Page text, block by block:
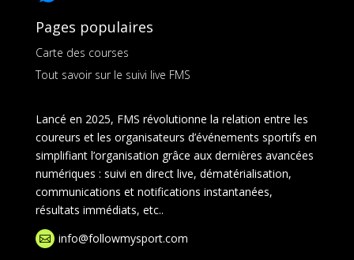
Pages populaires
Carte des courses
Tout savoir sur le suivi live FMS
Lancé en 2025, FMS révolutionne la relation entre les
coureurs et les organisateurs d’événements sportifs en
simplifiant l’organisation grâce aux dernières avancées
numériques : suivi en direct live, dématérialisation,
communications et notifications instantanées,
résultats immédiats, etc..
 info@followmysport.com